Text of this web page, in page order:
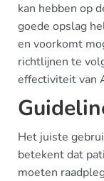
kan hebben op
goede opslag
en voorkomt
richtlijnen te
effectiviteit van
Het juiste
betekent dat
moeten